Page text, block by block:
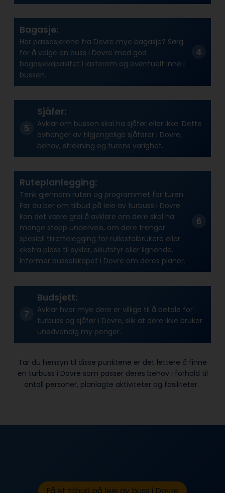
Bagasje:
Har passasjerene fra Dovre mye bagasje? Sørg
for å velge en buss i Dovre med god
bagasjekapasitet i lasterom og eventuelt inne i
bussen.
Sjåfør:
Avklar om bussen skal ha sjåfør eller ikke. Dette
avhenger av tilgjengelige sjåfører i Dovre,
behov, strekning og turens varighet.
Ruteplanlegging:
Tenk gjennom ruten og programmet for turen.
Før du ber om tilbud på leie av turbuss i Dovre
kan det være grei å avklare om dere skal ha
mange stopp underveis, om dere trenger
spesiell tilrettelegging for rullestolbrukere eller
ekstra plass til sykler, skiutstyr eller lignende.
Informer busselskapet i Dovre om deres planer.
Budsjett:
Avklar hvor mye dere er villige til å betale for
turbuss og sjåfør i Dovre, slik at dere ikke bruker
unødvendig my penger.
Tar du hensyn til disse punktene er det lettere å finne
en turbuss i Dovre som passer deres behov i forhold til
antall personer, planlagte aktiviteter og fasiliteter.